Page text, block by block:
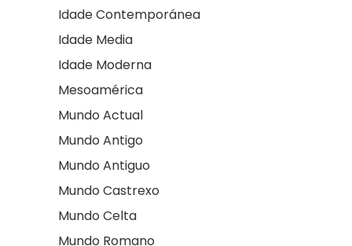
Idade Contemporánea
Idade Media
Idade Moderna
Mesoamérica
Mundo Actual
Mundo Antigo
Mundo Antiguo
Mundo Castrexo
Mundo Celta
Mundo Romano